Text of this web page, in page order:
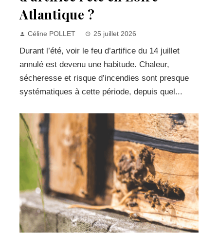
Atlantique ?
Céline POLLET 25 juillet 2026
Durant l’été, voir le feu d’artifice du 14 juillet
annulé est devenu une habitude. Chaleur,
sécheresse et risque d’incendies sont presque
systématiques à cette période, depuis quel...